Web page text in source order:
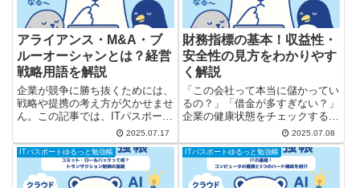
アライアンス・M&A・ブ
ルーオーシャンとは？経営
戦略用語を解説
企業が競争に勝ち抜くためには、
戦略や提携の考え方が欠かせませ
ん。この記事では、ITパスポート
試験でよく出る経営戦略・企業間
提携・経済性の用語を、図解でス
ッキリ解説します。 1. 経営戦略
に関する用語 コアコンピタン
ス → 他社に真似できない...
2025.07.17
財務指標の基本！収益性・
安全性の見方をわかりやす
く解説
「この会社って本当に儲かってい
るの？」「借金が多すぎない？」
企業の健康状態をチェックするた
めに使うのが財務指標です。今回
は、収益性と安全性の2つの指標
を中心に、ITパスポート試験に出
るポイントを整理します。 1. 収
益性の指標 企業がどれ...
2025.07.08
ITパスポートゆるっと勉強帳 ITパスポートゆるっと勉強帳